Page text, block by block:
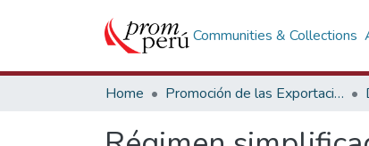
Communities & Collections
Home Promoción de las Exportaciones